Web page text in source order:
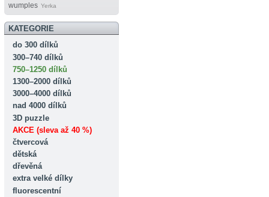
wumples Yerka
KATEGORIE
do 300 dílků
300–740 dílků
750–1250 dílků
1300–2000 dílků
3000–4000 dílků
nad 4000 dílků
3D puzzle
AKCE (sleva až 40 %)
čtvercová
dětská
dřevěná
extra velké dílky
fluorescentní